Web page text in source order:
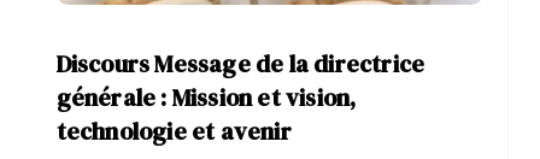
Discours Message de la directrice
générale : Mission et vision,
technologie et avenir
Futurs étudiants
Étudiants actuels